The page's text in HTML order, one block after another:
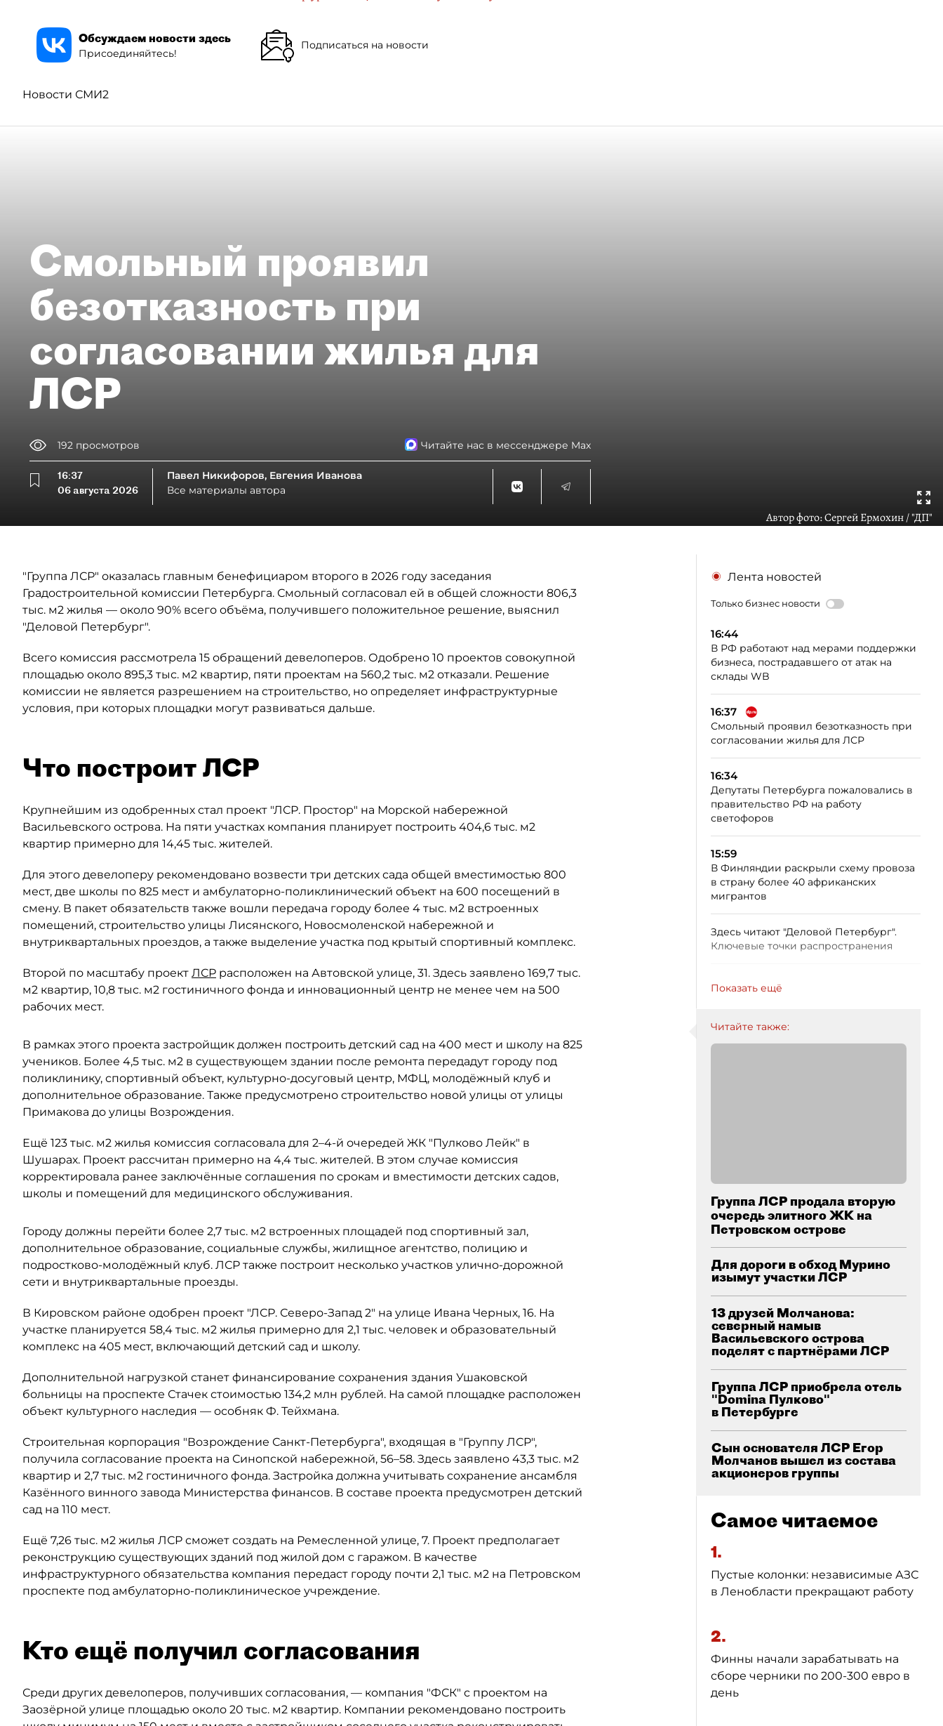
Обсуждаем новости здесь
Присоединяйтесь!
Подписаться на новости
Новости СМИ2
Смольный проявил
безотказность при
согласовании жилья для
ЛСР
192 просмотров Читайте нас в мессенджере Max
16:37
06 августа 2026
Павел Никифоров, Евгения Иванова
Все материалы автора
Автор фото:Сергей Ермохин / "ДП"
"Группа ЛСР" оказалась главным бенефициаром второго в 2026 году заседания
Градостроительной комиссии Петербурга. Смольный согласовал ей в общей сложности 806,3
тыс. м2 жилья — около 90% всего объёма, получившего положительное решение, выяснил
"Деловой Петербург".
Всего комиссия рассмотрела 15 обращений девелоперов. Одобрено 10 проектов совокупной
площадью около 895,3 тыс. м2 квартир, пяти проектам на 560,2 тыс. м2 отказали. Решение
комиссии не является разрешением на строительство, но определяет инфраструктурные
условия, при которых площадки могут развиваться дальше.
Что построит ЛСР
Крупнейшим из одобренных стал проект "ЛСР. Простор" на Морской набережной
Васильевского острова. На пяти участках компания планирует построить 404,6 тыс. м2
квартир примерно для 14,45 тыс. жителей.
Для этого девелоперу рекомендовано возвести три детских сада общей вместимостью 800
мест, две школы по 825 мест и амбулаторно-поликлинический объект на 600 посещений в
смену. В пакет обязательств также вошли передача городу более 4 тыс. м2 встроенных
помещений, строительство улицы Лисянского, Новосмоленской набережной и
внутриквартальных проездов, а также выделение участка под крытый спортивный комплекс.
Второй по масштабу проект ЛСР расположен на Автовской улице, 31. Здесь заявлено 169,7 тыс.
м2 квартир, 10,8 тыс. м2 гостиничного фонда и инновационный центр не менее чем на 500
рабочих мест.
В рамках этого проекта застройщик должен построить детский сад на 400 мест и школу на 825
учеников. Более 4,5 тыс. м2 в существующем здании после ремонта передадут городу под
поликлинику, спортивный объект, культурно-досуговый центр, МФЦ, молодёжный клуб и
дополнительное образование. Также предусмотрено строительство новой улицы от улицы
Примакова до улицы Возрождения.
Ещё 123 тыс. м2 жилья комиссия согласовала для 2–4-й очередей ЖК "Пулково Лейк" в
Шушарах. Проект рассчитан примерно на 4,4 тыс. жителей. В этом случае комиссия
корректировала ранее заключённые соглашения по срокам и вместимости детских садов,
школы и помещений для медицинского обслуживания.
Городу должны перейти более 2,7 тыс. м2 встроенных площадей под спортивный зал,
дополнительное образование, социальные службы, жилищное агентство, полицию и
подростково-молодёжный клуб. ЛСР также построит несколько участков улично-дорожной
сети и внутриквартальные проезды.
В Кировском районе одобрен проект "ЛСР. Северо-Запад 2" на улице Ивана Черных, 16. На
участке планируется 58,4 тыс. м2 жилья примерно для 2,1 тыс. человек и образовательный
комплекс на 405 мест, включающий детский сад и школу.
Дополнительной нагрузкой станет финансирование сохранения здания Ушаковской
больницы на проспекте Стачек стоимостью 134,2 млн рублей. На самой площадке расположен
объект культурного наследия — особняк Ф. Тейхмана.
Строительная корпорация "Возрождение Санкт-Петербурга", входящая в "Группу ЛСР",
получила согласование проекта на Синопской набережной, 56–58. Здесь заявлено 43,3 тыс. м2
квартир и 2,7 тыс. м2 гостиничного фонда. Застройка должна учитывать сохранение ансамбля
Казённого винного завода Министерства финансов. В составе проекта предусмотрен детский
сад на 110 мест.
Ещё 7,26 тыс. м2 жилья ЛСР сможет создать на Ремесленной улице, 7. Проект предполагает
реконструкцию существующих зданий под жилой дом с гаражом. В качестве
инфраструктурного обязательства компания передаст городу почти 2,1 тыс. м2 на Петровском
проспекте под амбулаторно-поликлиническое учреждение.
Кто ещё получил согласования
Среди других девелоперов, получивших согласования, — компания "ФСК" с проектом на
Заозёрной улице площадью около 20 тыс. м2 квартир. Компании рекомендовано построить
Лента новостей
Только бизнес новости
16:44
В РФ работают над мерами поддержки
бизнеса, пострадавшего от атак на
склады WB
16:37
Смольный проявил безотказность при
согласовании жилья для ЛСР
16:34
Депутаты Петербурга пожаловались в
правительство РФ на работу
светофоров
15:59
В Финляндии раскрыли схему провоза
в страну более 40 африканских
мигрантов
Здесь читают "Деловой Петербург".
Ключевые точки распространения
Показать ещё
Читайте также:
Группа ЛСР продала вторую
очередь элитного ЖК на
Петровском острове
Для дороги в обход Мурино
изымут участки ЛСР
13 друзей Молчанова:
северный намыв
Васильевского острова
поделят с партнёрами ЛСР
Группа ЛСР приобрела отель
"Domina Пулково"
в Петербурге
Сын основателя ЛСР Егор
Молчанов вышел из состава
акционеров группы
Самое читаемое
1.
Пустые колонки: независимые АЗС
в Ленобласти прекращают работу
2.
Финны начали зарабатывать на
сборе черники по 200-300 евро в
день